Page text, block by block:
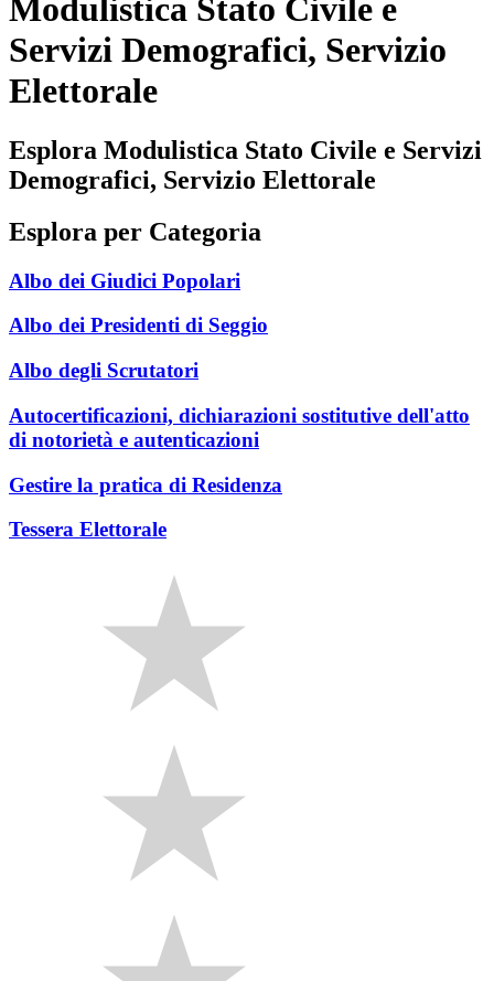
Modulistica Stato Civile e
Servizi Demografici, Servizio
Elettorale
Esplora Modulistica Stato Civile e Servizi
Demografici, Servizio Elettorale
Esplora per Categoria
Albo dei Giudici Popolari
Albo dei Presidenti di Seggio
Albo degli Scrutatori
Autocertificazioni, dichiarazioni sostitutive dell'atto
di notorietà e autenticazioni
Gestire la pratica di Residenza
Tessera Elettorale